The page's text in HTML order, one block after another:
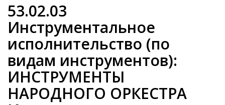
53.02.03
Инструментальное
исполнительство (по
видам инструментов):
ИНСТРУМЕНТЫ
НАРОДНОГО ОРКЕСТРА